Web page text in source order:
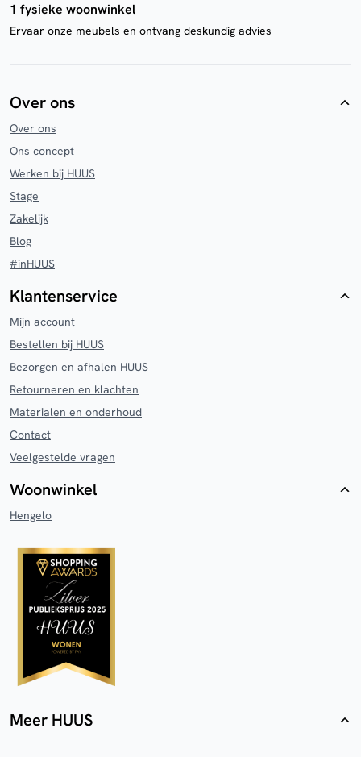
1 fysieke woonwinkel
Ervaar onze meubels en ontvang deskundig advies
Over ons
Over ons
Ons concept
Werken bij HUUS
Stage
Zakelijk
Blog
#inHUUS
Klantenservice
Mijn account
Bestellen bij HUUS
Bezorgen en afhalen HUUS
Retourneren en klachten
Materialen en onderhoud
Contact
Veelgestelde vragen
Woonwinkel
Hengelo
Meer HUUS